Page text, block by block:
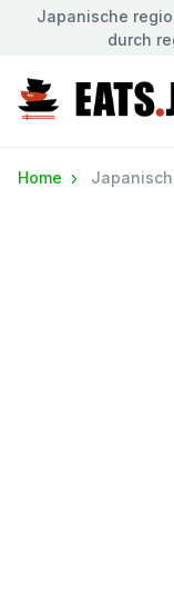
Japanische
durch
Home